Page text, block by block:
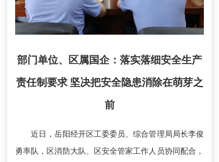
部门单位、区属国企：落实落细安全生产
责任制要求 坚决把安全隐患消除在萌芽之
前
近日，岳阳经开区工委委员、综合管理局局长李俊
勇率队，区消防大队、区安全管家工作人员协同配合，